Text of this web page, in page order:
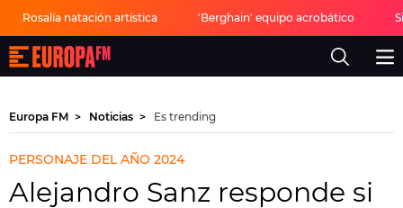
Rosalía natación artística 'Berghain' equipo acrobático
Europa
FM
-
mejor
música,
virales,
celebrities
y
estilo
de
Europa FM Noticias Es trending
PERSONAJE DEL AÑO 2024
Alejandro Sanz responde si